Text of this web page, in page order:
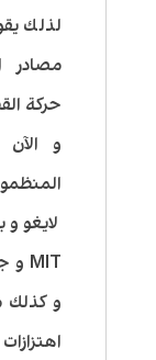
مصادر
حركة
و الآن
لايغو